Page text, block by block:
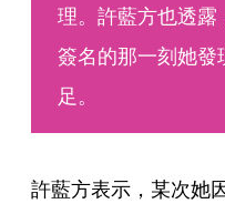
理。許藍方也透
簽名的那一刻她
足。
許藍方表示，某次她